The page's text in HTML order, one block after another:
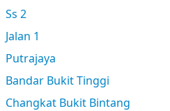
Ss 2
Jalan 1
Putrajaya
Bandar Bukit Tinggi
Changkat Bukit Bintang